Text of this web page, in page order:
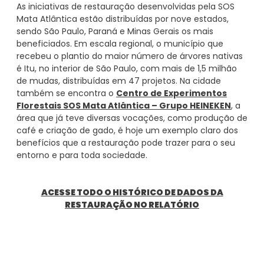
As iniciativas de restauração desenvolvidas pela SOS
Mata Atlântica estão distribuídas por nove estados,
sendo São Paulo, Paraná e Minas Gerais os mais
beneficiados. Em escala regional, o município que
recebeu o plantio do maior número de árvores nativas
é Itu, no interior de São Paulo, com mais de 1,5 milhão
de mudas, distribuídas em 47 projetos. Na cidade
também se encontra o Centro de Experimentos
Florestais SOS Mata Atlântica – Grupo HEINEKEN, a
área que já teve diversas vocações, como produção de
café e criação de gado, é hoje um exemplo claro dos
benefícios que a restauração pode trazer para o seu
entorno e para toda sociedade.
ACESSE TODO O HISTÓRICO DE DADOS DA
RESTAURAÇÃO NO RELATÓRIO